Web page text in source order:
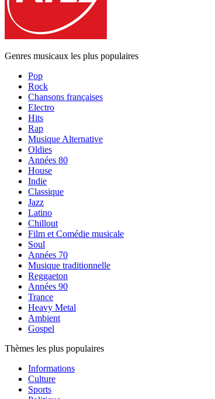
Genres musicaux les plus populaires
Pop
Rock
Chansons françaises
Electro
Hits
Rap
Musique Alternative
Oldies
Années 80
House
Indie
Classique
Jazz
Latino
Chillout
Film et Comédie musicale
Soul
Années 70
Musique traditionnelle
Reggaeton
Années 90
Trance
Heavy Metal
Ambient
Gospel
Thèmes les plus populaires
Informations
Culture
Sports